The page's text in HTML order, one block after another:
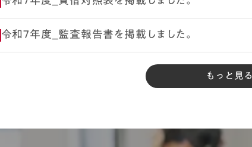
令和7年度_監査報告書を掲載しました。
もっと見る